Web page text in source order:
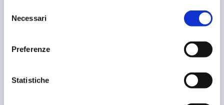
delNecessari
Preferenze
Statistiche
La sosta è uno strumento di governo urbano, non
soltanto una leva di bilancio. Ma quando entra in gioco
la natura giuridica dello spazio — pubblico o privato —
la questione diventa prima di tutto
una questione di